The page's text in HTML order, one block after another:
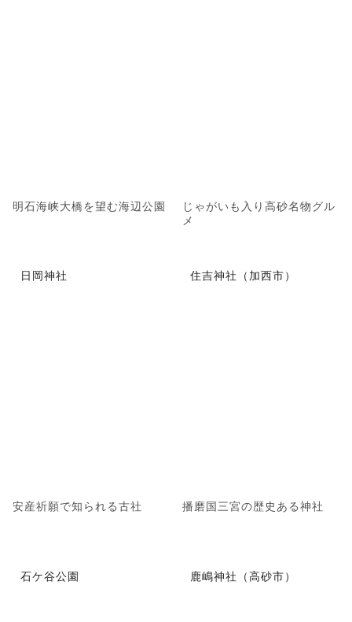
明石海峡大橋を望む海辺公園
じゃがいも入り高砂名物グル
メ
日岡神社
安産祈願で知られる古社
住吉神社（加西市）
播磨国三宮の歴史ある神社
石ケ谷公園 鹿嶋神社（高砂市）